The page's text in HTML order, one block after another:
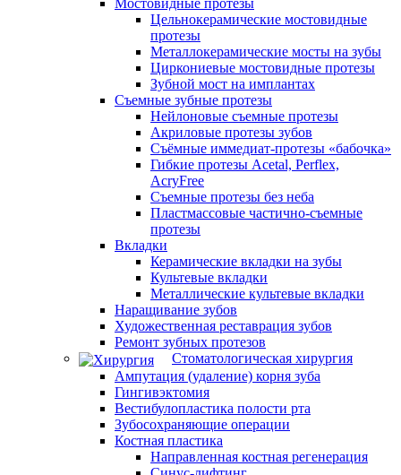
Мостовидные протезы
Цельнокерамические мостовидные
протезы
Металлокерамические мосты на зубы
Циркониевые мостовидные протезы
Зубной мост на имплантах
Съемные зубные протезы
Нейлоновые съемные протезы
Акриловые протезы зубов
Съёмные иммедиат‑протезы «бабочка»
Гибкие протезы Acetal, Perflex,
AcryFree
Съемные протезы без неба
Пластмассовые частично-съемные
протезы
Вкладки
Керамические вкладки на зубы
Культевые вкладки
Металлические культевые вкладки
Наращивание зубов
Художественная реставрация зубов
Ремонт зубных протезов
Стоматологическая хирургия
Ампутация (удаление) корня зуба
Гингивэктомия
Вестибулопластика полости рта
Зубосохраняющие операции
Костная пластика
Направленная костная регенерация